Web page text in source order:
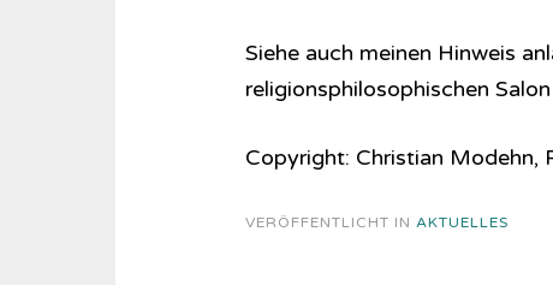
Siehe auch meinen Hinweis
religionsphilosophischen
Copyright: Christian Modehn,
VERÖFFENTLICHT IN AKTUELLES